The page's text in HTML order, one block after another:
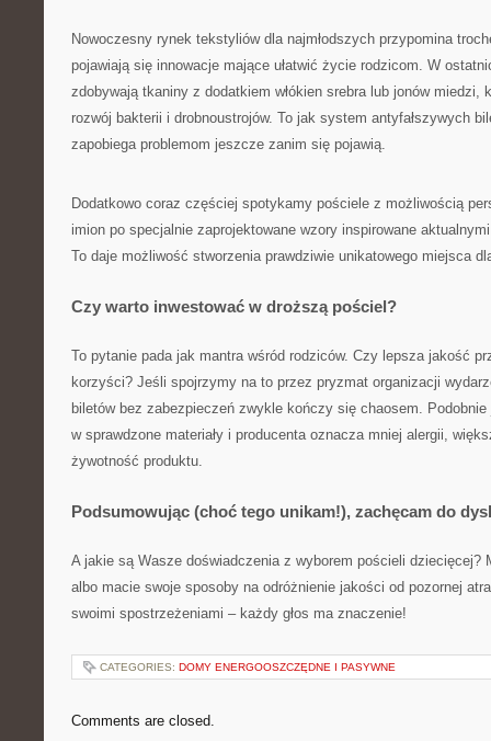
Nowoczesny rynek tekstyliów dla najmłodszych przypomina
pojawiają się innowacje mające ułatwić życie rodzicom. W
zdobywają tkaniny z dodatkiem włókien srebra lub jonów miedzi,
rozwój bakterii i drobnoustrojów. To jak system antyfałszywych
zapobiega problemom jeszcze zanim się pojawią.
Dodatkowo coraz częściej spotykamy pościele z możliwością
imion po specjalnie zaprojektowane wzory inspirowane
To daje możliwość stworzenia prawdziwie unikatowego miejsca
Czy warto inwestować w droższą pościel?
To pytanie pada jak mantra wśród rodziców. Czy lepsza jakość
korzyści? Jeśli spojrzymy na to przez pryzmat organizacji
biletów bez zabezpieczeń zwykle kończy się chaosem.
w sprawdzone materiały i producenta oznacza mniej alergii,
żywotność produktu.
Podsumowując (choć tego unikam!), zachęcam do
A jakie są Wasze doświadczenia z wyborem pościeli dziecięcej?
albo macie swoje sposoby na odróżnienie jakości od pozornej
swoimi spostrzeżeniami – każdy głos ma znaczenie!
CATEGORIES: DOMY ENERGOOSZCZĘDNE I PASYWNE
Comments are closed.